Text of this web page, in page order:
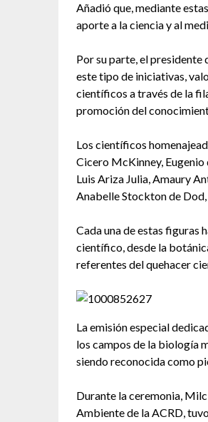
Añadió que, mediante
aporte a la ciencia y al
Por su parte, el presidente
este tipo de iniciativas,
científicos a través de la
promoción del
Los científicos
Cicero McKinney, Eugenio
Luis Ariza Julia, Amaury
Anabelle Stockton de
Cada una de estas figuras
científico, desde la
referentes del quehacer
La emisión especial
los campos de la biología
siendo reconocida como
Durante la ceremonia,
Ambiente de la ACRD,